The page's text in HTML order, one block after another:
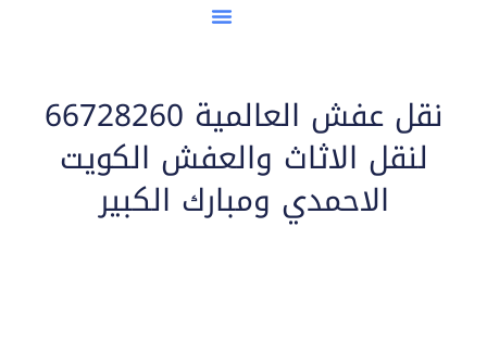
نقل عفش العالمية 66728260
لنقل الاثاث والعفش الكويت
الاحمدي ومبارك الكبير